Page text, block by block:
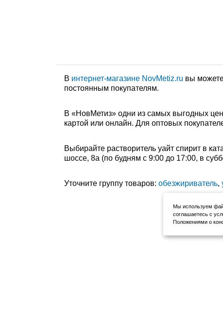
В интернет-магазине NovMetiz.ru вы
постоянным покупателям.
В «НовМетиз» одни из самых выгодных
картой или онлайн. Для оптовых
Выбирайте растворитель уайт спирит в
шоссе, 8а (по будням с 9:00 до 17:00, в
Уточните группу товаров: обезжириватель,
Мы используем
соглашаетесь с
Положениями о